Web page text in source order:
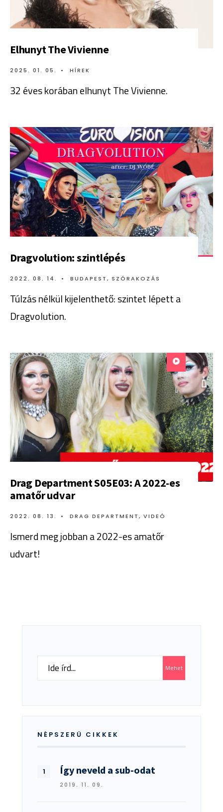
Elhunyt The Vivienne
2025. 01. 05. • HÍREK
32 éves korában elhunyt The Vivienne.
Dragvolution: szintlépés
2022. 08. 14. • BUDAPEST, SZÓRAKOZÁS
Túlzás nélkül kijelenthető: szintet lépett a
Dragvolution.
Drag Department S05E03: A 2022-es
amatőr udvar
2022. 08. 13. • DRAG DEPARTMENT, VIDEÓ
Ismerd meg jobban a 2022-es amatőr
udvart!
Search
Mehet
NÉPSZERŰ CIKKEK
Így neveld a sub-odat
2019. 11. 09.